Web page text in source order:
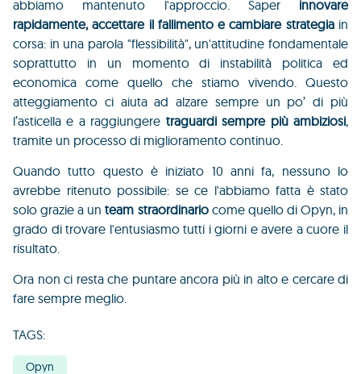
abbiamo mantenuto l'approccio. Saper innovare
rapidamente, accettare il fallimento e cambiare strategia in
corsa: in una parola "flessibilità", un'attitudine fondamentale
soprattutto in un momento di instabilità politica ed
economica come quello che stiamo vivendo. Questo
atteggiamento ci aiuta ad alzare sempre un po’ di più
l’asticella e a raggiungere traguardi sempre più ambiziosi,
tramite un processo di miglioramento continuo.
Quando tutto questo è iniziato 10 anni fa, nessuno lo
avrebbe ritenuto possibile: se ce l'abbiamo fatta è stato
solo grazie a unteam straordinario come quello di Opyn, in
grado di trovare l'entusiasmo tutti i giorni e avere a cuore il
risultato.
Ora non ci resta che puntare ancora più in alto e cercare di
fare sempre meglio.
TAGS:
Opyn